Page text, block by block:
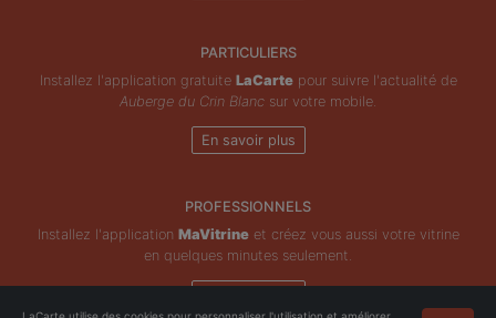
PARTICULIERS
Installez l'application gratuite LaCartepour suivre l'actualité de
Auberge du Crin Blanc sur votre mobile.
En savoir plus
PROFESSIONNELS
Installez l'application MaVitrineet créez vous aussi votre vitrine
en quelques minutes seulement.